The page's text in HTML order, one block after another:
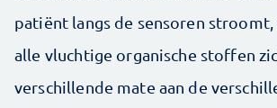
patiënt langs de sensoren stroomt,
alle vluchtige organische stoffen
verschillende mate aan de